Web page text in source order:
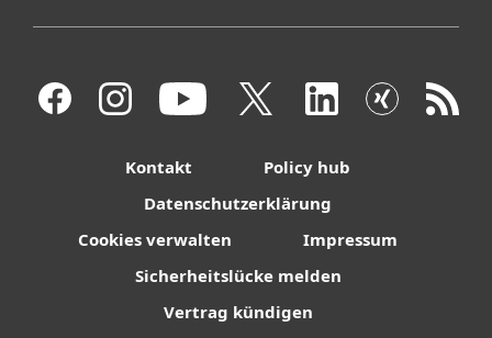
Kontakt
Policy hub
Datenschutzerklärung
Cookies verwalten
Impressum
Sicherheitslücke melden
Vertrag kündigen